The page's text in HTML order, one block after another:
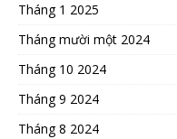
Tháng 1 2025
Tháng mười một 2024
Tháng 10 2024
Tháng 9 2024
Tháng 8 2024